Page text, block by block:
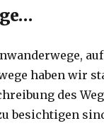
haben wir
des
besichtigen